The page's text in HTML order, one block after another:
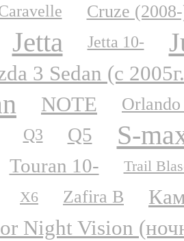
Cruze
Jetta Jetta 10-
3 Sedan (с
NOTE
Q3 Q5 S-
Touran 10- Trail
X6 Zafira B
Night Vision